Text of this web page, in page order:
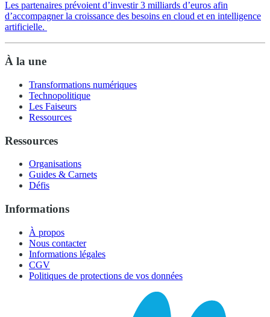
Les partenaires prévoient d’investir 3 milliards d’euros afin
d’accompagner la croissance des besoins en cloud et en intelligence
artificielle.
À la une
Transformations numériques
Technopolitique
Les Faiseurs
Ressources
Ressources
Organisations
Guides & Carnets
Défis
Informations
À propos
Nous contacter
Informations légales
CGV
Politiques de protections de vos données